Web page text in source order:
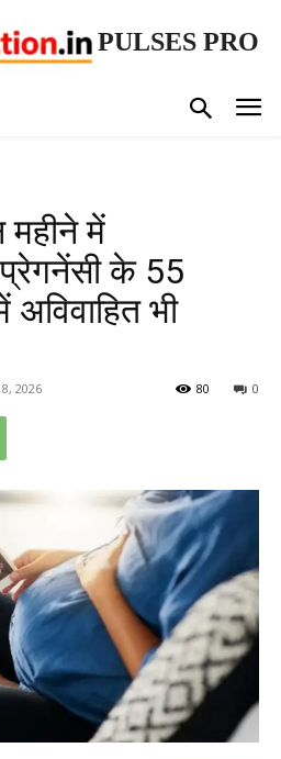
PULSES PRO
महीने में
प्रेगनेंसी के 55
भी
2026 0
80